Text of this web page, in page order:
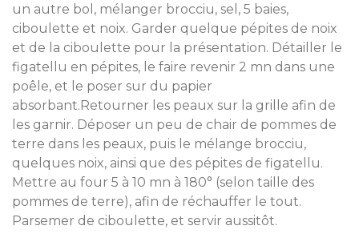
un autre bol, mélanger brocciu, sel, 5 baies,
ciboulette et noix. Garder quelque pépites de noix
et de la ciboulette pour la présentation. Détailler le
figatellu en pépites, le faire revenir 2 mn dans une
poêle, et le poser sur du papier
absorbant.Retourner les peaux sur la grille afin de
les garnir. Déposer un peu de chair de pommes de
terre dans les peaux, puis le mélange brocciu,
quelques noix, ainsi que des pépites de figatellu.
Mettre au four 5 à 10 mn à 180° (selon taille des
pommes de terre), afin de réchauffer le tout.
Parsemer de ciboulette, et servir aussitôt.